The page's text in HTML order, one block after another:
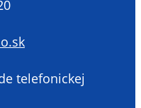
telefonickej